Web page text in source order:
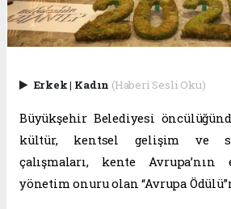
Erkek| Kadın (Haberi Sesli Oku)
Büyükşehir Belediyesi
kültür, kentsel gelişim ve
çalışmaları, kente
yönetim onuru olan “Avrupa